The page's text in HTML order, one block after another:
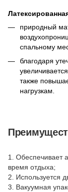
природный
спальному
благодаря
также
нагрузкам.
1. Обеспечивает
время отдыха;
2. Используется
3. Вакуумная